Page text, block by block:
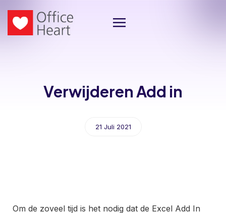
Verwijderen Add in
21 Juli 2021
Om de zoveel tijd is het nodig dat de Excel Add In